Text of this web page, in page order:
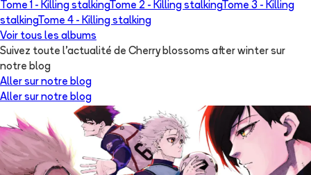
Tome 1 - Killing stalkingTome 2 - Killing stalkingTome 3 - Killing
stalkingTome 4 - Killing stalking
Voir tous les albums
Suivez toute l'actualité de Cherry blossoms after winter sur
notre blog
Aller sur notre blog
Aller sur notre blog